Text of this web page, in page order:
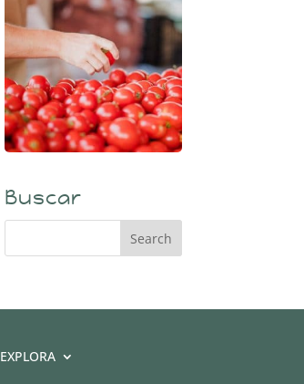
Buscar
EXPLORA